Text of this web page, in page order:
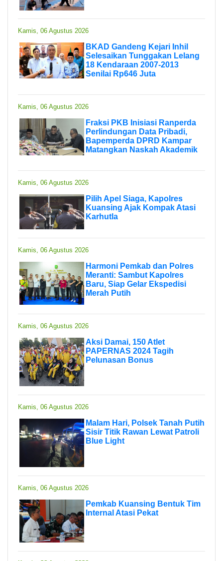
Kamis, 06 Agustus 2026
BKAD Gandeng Kejari Inhil
Selesaikan Tunggakan Lelang
18 Kendaraan 2007-2013
Senilai Rp646 Juta
Kamis, 06 Agustus 2026
Fraksi PKB Inisiasi Ranperda
Perlindungan Data Pribadi,
Bapemperda DPRD Kampar
Matangkan Naskah Akademik
Kamis, 06 Agustus 2026
Pilih Apel Siaga, Kapolres
Kuansing Ajak Kompak Atasi
Karhutla
Kamis, 06 Agustus 2026
Harmoni Pemkab dan Polres
Meranti: Sambut Kapolres
Baru, Siap Gelar Ekspedisi
Merah Putih
Kamis, 06 Agustus 2026
Aksi Damai, 150 Atlet
PAPERNAS 2024 Tagih
Pelunasan Bonus
Kamis, 06 Agustus 2026
Malam Hari, Polsek Tanah Putih
Sisir Titik Rawan Lewat Patroli
Blue Light
Kamis, 06 Agustus 2026
Pemkab Kuansing Bentuk Tim
Internal Atasi Pekat